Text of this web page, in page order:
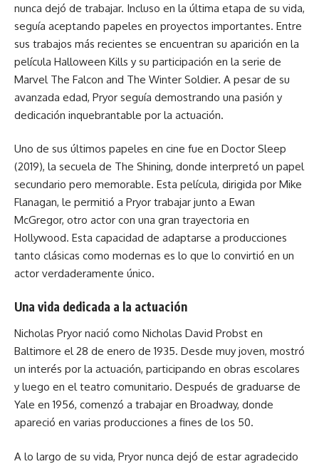
nunca dejó de trabajar. Incluso en la última etapa de su vida,
seguía aceptando papeles en proyectos importantes. Entre
sus trabajos más recientes se encuentran su aparición en la
película Halloween Kills y su participación en la serie de
Marvel The Falcon and The Winter Soldier. A pesar de su
avanzada edad, Pryor seguía demostrando una pasión y
dedicación inquebrantable por la actuación.
Uno de sus últimos papeles en cine fue en Doctor Sleep
(2019), la secuela de The Shining, donde interpretó un papel
secundario pero memorable. Esta película, dirigida por Mike
Flanagan, le permitió a Pryor trabajar junto a Ewan
McGregor, otro actor con una gran trayectoria en
Hollywood. Esta capacidad de adaptarse a producciones
tanto clásicas como modernas es lo que lo convirtió en un
actor verdaderamente único.
Una vida dedicada a la actuación
Nicholas Pryor nació como Nicholas David Probst en
Baltimore el 28 de enero de 1935. Desde muy joven, mostró
un interés por la actuación, participando en obras escolares
y luego en el teatro comunitario. Después de graduarse de
Yale en 1956, comenzó a trabajar en Broadway, donde
apareció en varias producciones a fines de los 50.
A lo largo de su vida, Pryor nunca dejó de estar agradecido